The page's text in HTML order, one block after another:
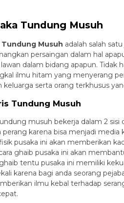
Tundung Musuh
Tundung Musuh adalah salah
persaingan dalam hal
dalam bidang apapun. Tidak
ilmu hitam yang menyerang
keluarga serta orang terkhusus
Tundung Musuh
musuh bekerja dalam 2
perang karena bisa menjadi
pusaka ini akan memberikan
ghaib pusaka ini akan
tentu pusaka ini memiliki
karena bagi anda seorang
ilmu kebal terhadap